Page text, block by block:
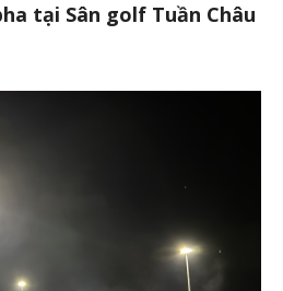
tại Sân golf Tuần Châu